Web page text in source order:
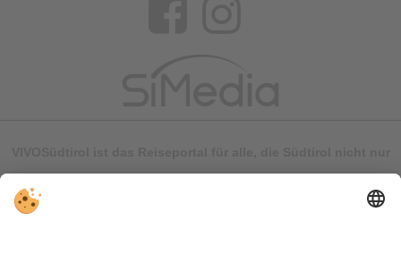
besuchen, sondern wirklich erleben wollen – inklusive Tipps,